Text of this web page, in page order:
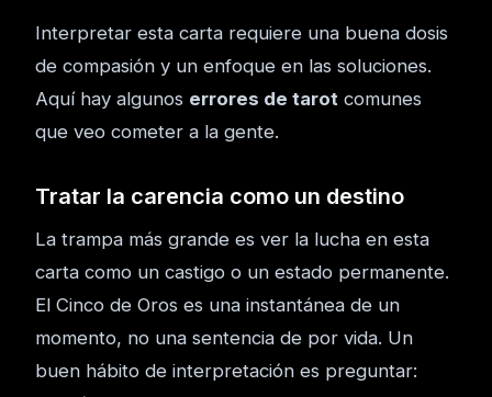
Interpretar esta carta requiere una buena dosis
de compasión y un enfoque en las soluciones.
Aquí hay algunos errores de tarot comunes
que veo cometer a la gente.
Tratar la carencia como un destino
La trampa más grande es ver la lucha en esta
carta como un castigo o un estado permanente.
El Cinco de Oros es una instantánea de un
momento, no una sentencia de por vida. Un
buen hábito de interpretación es preguntar: